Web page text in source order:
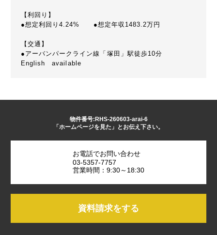
【利回り】
●想定利回り4.24% ●想定年収1483.2万円
【交通】
●アーバンパークライン線「塚田」駅徒歩10分
English available
物件番号:RHS-260603-arai-6
「ホームページを見た」とお伝え下さい。
お電話でお問い合わせ
03-5357-7757
営業時間：9:30～18:30
資料請求をする